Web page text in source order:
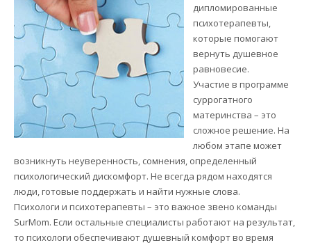
дипломированные
психотерапевты,
которые помогают
вернуть душевное
равновесие.
Участие в программе
суррогатного
материнства – это
сложное решение. На
любом этапе может
возникнуть неуверенность, сомнения, определенный
психологический дискомфорт. Не всегда рядом находятся
люди, готовые поддержать и найти нужные слова.
Психологи и психотерапевты – это важное звено команды
SurMom. Если остальные специалисты работают на результат,
то психологи обеспечивают душевный комфорт во время